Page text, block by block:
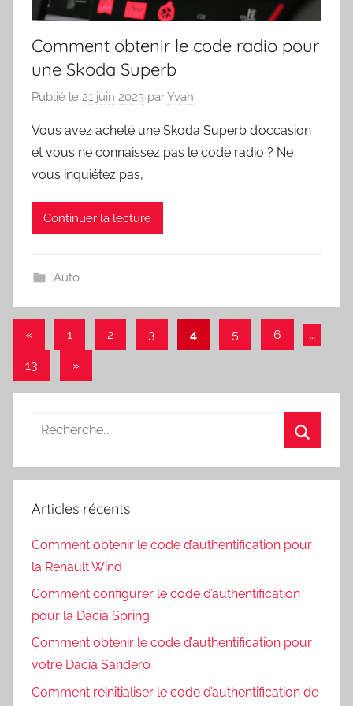
Comment obtenir le code radio pour
une Skoda Superb
Publié le 21 juin 2023 parYvan
Vous avez acheté une Skoda Superb d’occasion
et vous ne connaissez pas le code radio ? Ne
vous inquiétez pas,
Continuer la lecture
Auto
Navigation
des
articles
«Articles
1 2 3 4 5 6 …
13
Articles
»
Recherche
:
Articles récents
Comment obtenir le code d’authentification pour
la Renault Wind
Comment configurer le code d’authentification
pour la Dacia Spring
Comment obtenir le code d’authentification pour
votre Dacia Sandero
Comment réinitialiser le code d’authentification de